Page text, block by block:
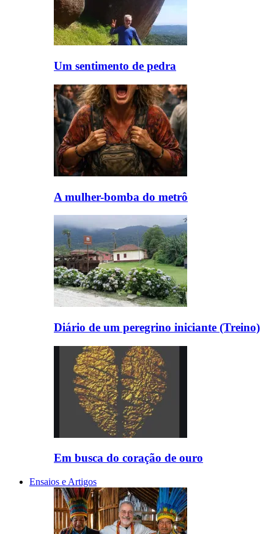
Um sentimento de pedra
A mulher-bomba do metrô
Diário de um peregrino iniciante (Treino)
Em busca do coração de ouro
Ensaios e Artigos